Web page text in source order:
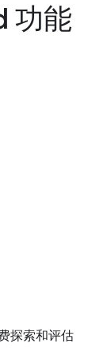
功能
探索和评估